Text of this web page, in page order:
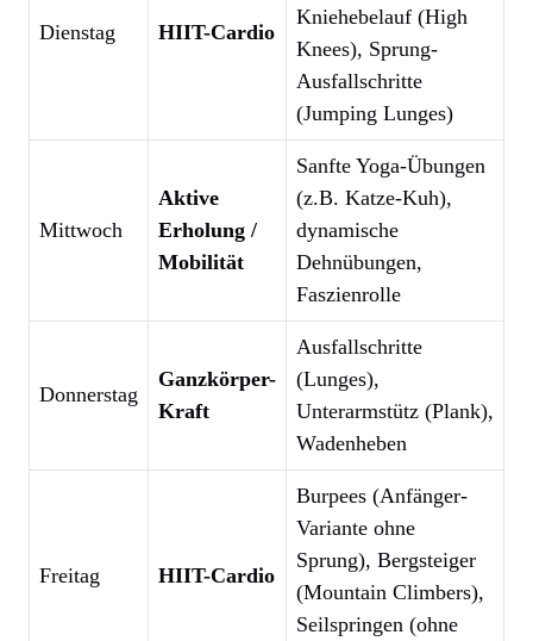
Dienstag HIIT-Cardio
Kniehebelauf (High
Knees), Sprung-
Ausfallschritte
(Jumping Lunges)
Mittwoch
Aktive
Erholung /
Mobilität
Sanfte Yoga-Übungen
(z.B. Katze-Kuh),
dynamische
Dehnübungen,
Faszienrolle
Donnerstag
Ganzkörper-
Kraft
Ausfallschritte
(Lunges),
Unterarmstütz (Plank),
Wadenheben
Freitag HIIT-Cardio
Burpees (Anfänger-
Variante ohne
Sprung), Bergsteiger
(Mountain Climbers),
Seilspringen (ohne